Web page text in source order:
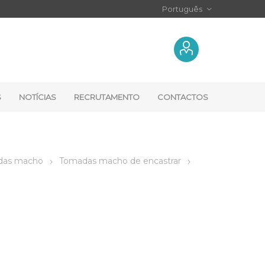
NOTÍCIAS RECRUTAMENTO CONTACTOS
macho Tomadas macho de encastrar